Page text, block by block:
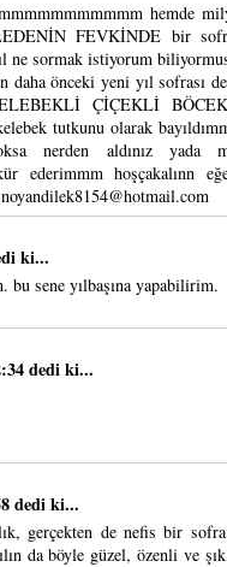
hemde
FEVKİNDE bir
ne sormak istiyorum
daha önceki yeni yıl sofrası
ÇİÇEKLİ
tutkunu olarak
nerden aldınız yada
ederimmm hoşçakalınn
ki...
bu sene yılbaşına yapabilirim.
dedi ki...
dedi ki...
gerçekten de nefis bir
da böyle güzel, özenli ve